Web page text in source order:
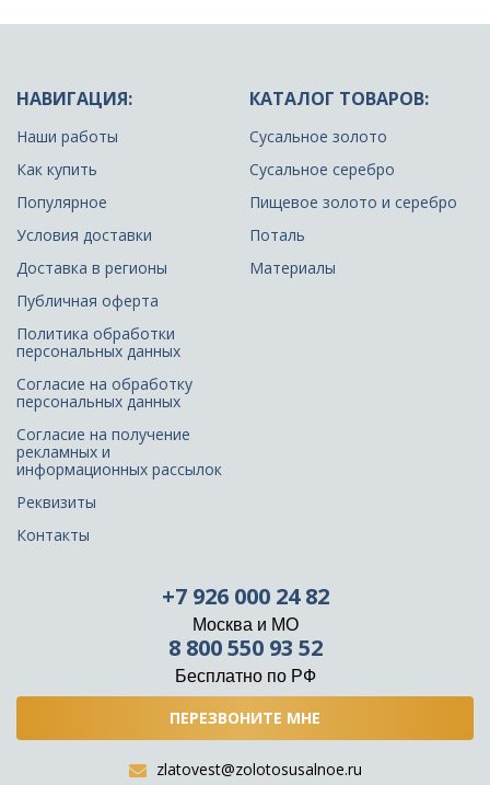
НАВИГАЦИЯ:
Наши работы
Как купить
Популярное
Условия доставки
Доставка в регионы
Публичная оферта
Политика обработки
персональных данных
Согласие на обработку
персональных данных
Согласие на получение
рекламных и
информационных рассылок
Реквизиты
Контакты
КАТАЛОГ ТОВАРОВ:
Сусальное золото
Сусальное серебро
Пищевое золото и серебро
Поталь
Материалы
+7 926 000 24 82
Москва и МО
8 800 550 93 52
Бесплатно по РФ
ПЕРЕЗВОНИТЕ МНЕ
zlatovest@zolotosusalnoe.ru